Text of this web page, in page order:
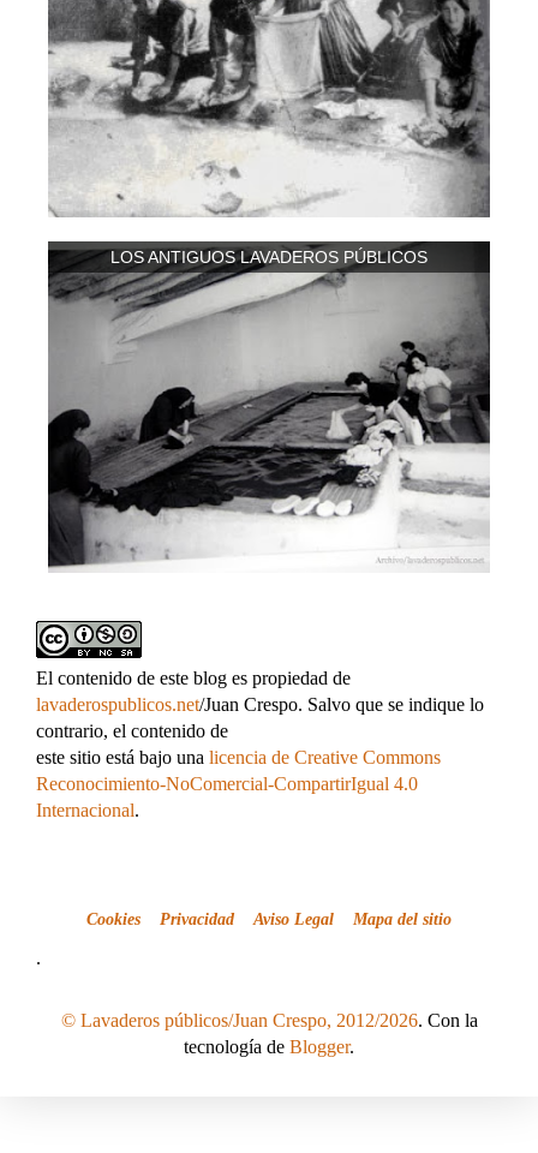
LOS ANTIGUOS LAVADEROS PÚBLICOS
El contenido de este blog es propiedad de
lavaderospublicos.net/Juan Crespo. Salvo que se indique lo
contrario, el contenido de
este sitio está bajo una licencia de Creative Commons
Reconocimiento-NoComercial-CompartirIgual 4.0
Internacional.
Cookies Privacidad Aviso Legal Mapa del sitio
.
© Lavaderos públicos/Juan Crespo, 2012/2026. Con la
tecnología de Blogger.